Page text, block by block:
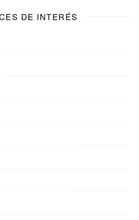
DE INTERÉS